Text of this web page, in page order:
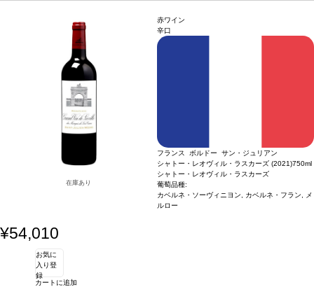
在庫あり
赤ワイン
辛口
フランス ボルドー サン・ジュリアン
シャトー・レオヴィル・ラスカーズ (2021)750ml
シャトー・レオヴィル・ラスカーズ
葡萄品種:
カベルネ・ソーヴィニヨン, カベルネ・フラン, メ
ルロー
¥54,010
お気に
入り登
録
カートに追加